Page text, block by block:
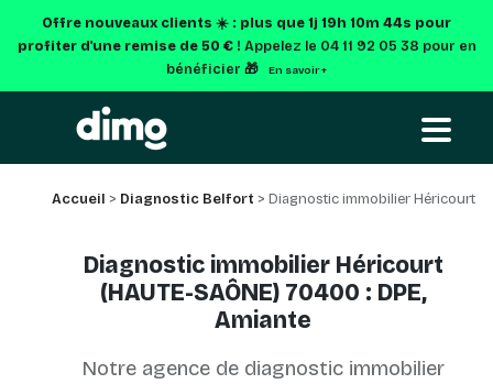
Offre nouveaux clients ☀️ : plus que 1j 19h 10m 44s pour
profiter d'une remise de 50 € ! Appelez le 04 11 92 05 38 pour en
bénéficier 🎁
En savoir +
Accueil > Diagnostic Belfort > Diagnostic immobilier Héricourt
Diagnostic immobilier Héricourt
(HAUTE-SAÔNE) 70400 : DPE,
Amiante
Notre agence de diagnostic immobilier